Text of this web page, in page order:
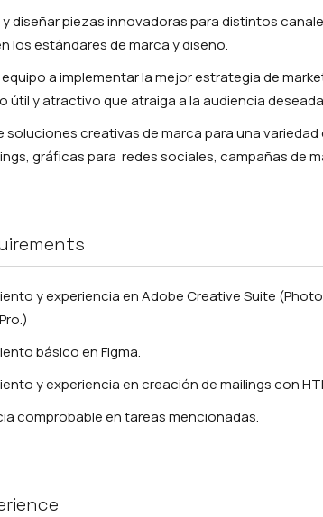
diseñar piezas innovadoras para distintos
los estándares de marca y diseño.
equipo a implementar la mejor estrategia de
útil y atractivo que atraiga a la audiencia
soluciones creativas de marca para una
gráficas para redes sociales, campañas de
y experiencia en Adobe Creative Suite
básico en Figma.
y experiencia en creación de mailings con
comprobable en tareas mencionadas.